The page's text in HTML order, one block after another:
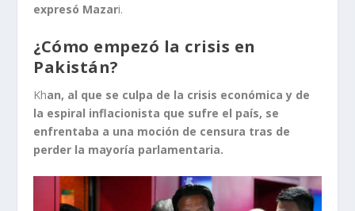
expresó Mazari.
¿Cómo empezó la crisis en
Pakistán?
Khan, al que se culpa de la crisis económica y de
la espiral inflacionista que sufre el país, se
enfrentaba a una moción de censura tras de
perder la mayoría parlamentaria.